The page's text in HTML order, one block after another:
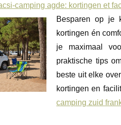
agde: kortingen et
Besparen op je
kortingen én
je maximaal
praktische tips
beste uit elke
kortingen en
camping zuid